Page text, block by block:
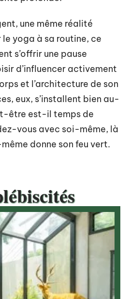
une même réalité
le yoga à sa routine, ce
s’offrir une pause
d’influencer activement
et l’architecture de son
eux, s’installent bien au-
être est-il temps de
vous avec soi-même, là
donne son feu vert.